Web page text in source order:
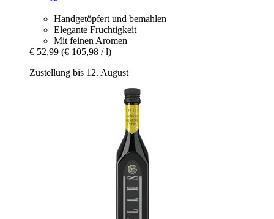
Handgetöpfert und bemahlen
Elegante Fruchtigkeit
Mit feinen Aromen
€ 52,99 (€ 105,98 / l)
Zustellung bis 12. August